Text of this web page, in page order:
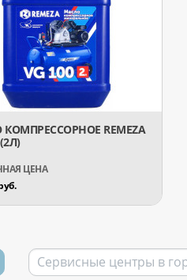
REMEZA